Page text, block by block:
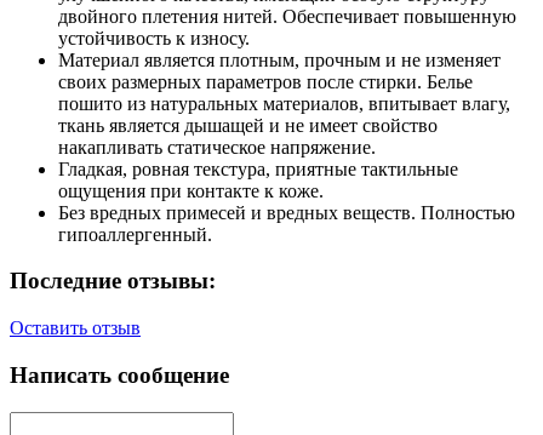
двойного плетения нитей. Обеспечивает повышенную
устойчивость к износу.
Материал является плотным, прочным и не изменяет
своих размерных параметров после стирки. Белье
пошито из натуральных материалов, впитывает влагу,
ткань является дышащей и не имеет свойство
накапливать статическое напряжение.
Гладкая, ровная текстура, приятные тактильные
ощущения при контакте к коже.
Без вредных примесей и вредных веществ. Полностью
гипоаллергенный.
Последние отзывы:
Оставить отзыв
Написать сообщение